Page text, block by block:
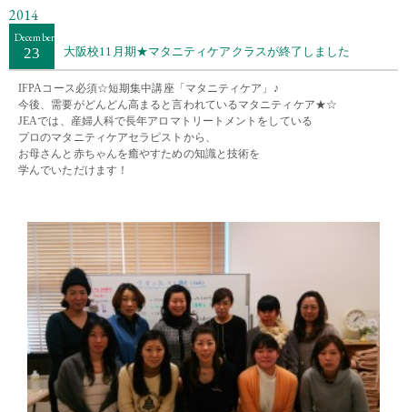
2014
December
23 大阪校11月期★マタニティケアクラスが終了しました
IFPAコース必須☆短期集中講座「マタニティケア」♪
今後、需要がどんどん高まると言われているマタニティケア★☆
JEAでは、産婦人科で長年アロマトリートメントをしている
プロのマタニティケアセラピストから、
お母さんと赤ちゃんを癒やすための知識と技術を
学んでいただけます！